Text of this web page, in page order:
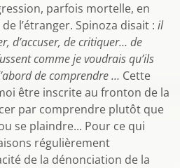
parfois mortelle, en
l’étranger. Spinoza disait : il
d’accuser, de critiquer… de
comme je voudrais qu’ils
de comprendre … Cette
être inscrite au fronton de la
par comprendre plutôt que
se plaindre... Pour ce qui
régulièrement
de la dénonciation de la